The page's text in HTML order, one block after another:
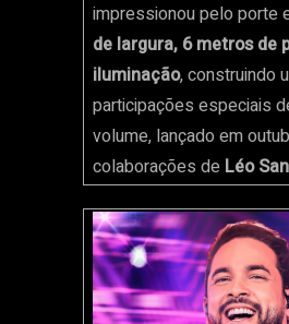
impressionou pelo porte
de largura, 6 metros de
iluminação, construindo
participações especiais
volume, lançado em
colaborações de Léo